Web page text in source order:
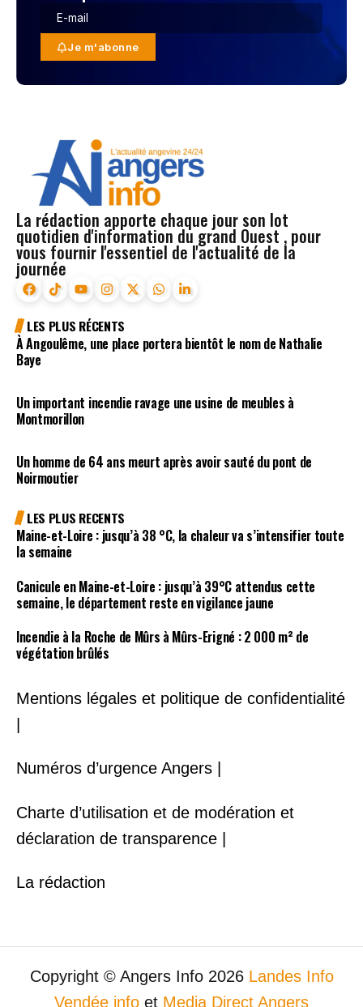
Je m'abonne
La rédaction apporte chaque jour son lot
quotidien d'information du grand Ouest , pour
vous fournir l'essentiel de l'actualité de la
journée
LES PLUS RÉCENTS
À Angoulême, une place portera bientôt le nom de Nathalie
Baye
Un important incendie ravage une usine de meubles à
Montmorillon
Un homme de 64 ans meurt après avoir sauté du pont de
Noirmoutier
LES PLUS RECENTS
Maine-et-Loire : jusqu’à 38 °C, la chaleur va s’intensifier toute
la semaine
Canicule en Maine-et-Loire : jusqu’à 39°C attendus cette
semaine, le département reste en vigilance jaune
Incendie à la Roche de Mûrs à Mûrs-Erigné : 2 000 m² de
végétation brûlés
Mentions légales et politique de confidentialité
Numéros d’urgence Angers |
Charte d’utilisation et de modération et
déclaration de transparence |
La rédaction
Copyright © Angers Info 2026 Landes Info
Vendée info et Media Direct Angers